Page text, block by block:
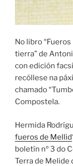
No libro
tierra” de
con edición
recóllese na
chamado
Compostela.
Hermida
fueros de Mellid
boletín nº 3 do
Terra de Melide